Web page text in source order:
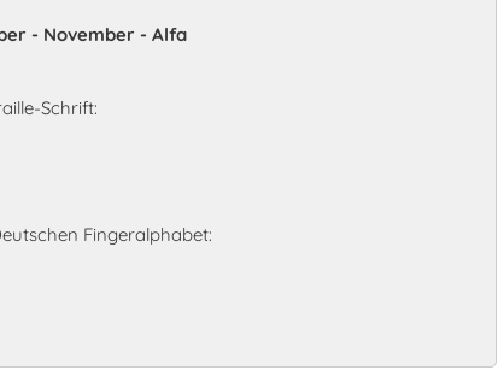
- November - Alfa
Schrift:
Fingeralphabet: